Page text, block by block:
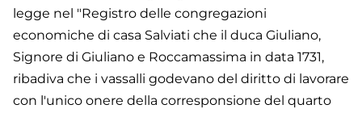
legge nel "Registro delle congregazioni
economiche di casa Salviati che il duca Giuliano,
Signore di Giuliano e Roccamassima in data 1731,
ribadiva che i vassalli godevano del diritto di lavorare
con l'unico onere della corresponsione del quarto